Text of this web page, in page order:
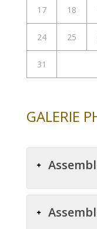
17 18
24 25
31
GALERIE